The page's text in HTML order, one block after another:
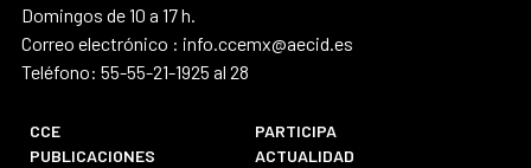
Domingos de 10 a 17 h.
Correo electrónico : info.ccemx@aecid.es
Teléfono: 55-55-21-1925 al 28
CCE
PARTICIPA
PUBLICACIONES
ACTUALIDAD